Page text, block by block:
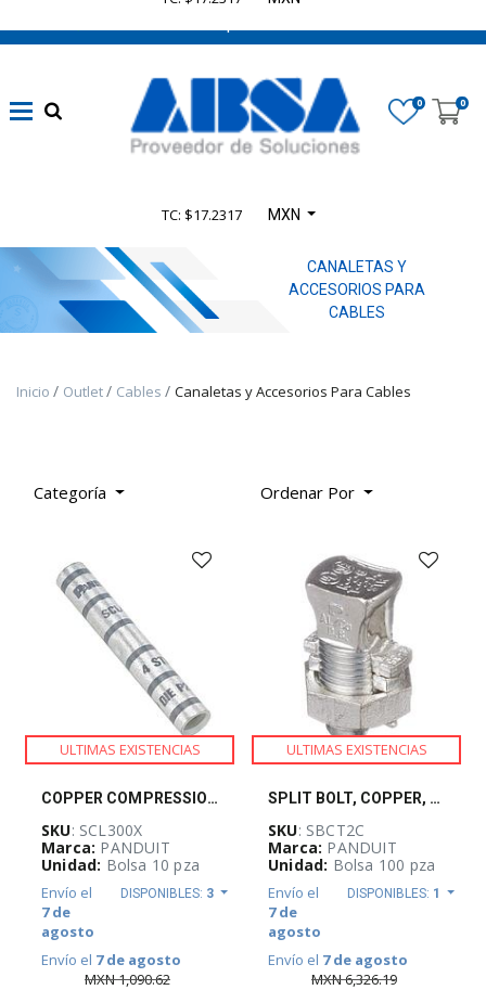
0 0
TC: $17.2317 MXN
CANALETAS Y
ACCESORIOS PARA
CABLES
Inicio Outlet Cables Canaletas y Accesorios Para Cables
Categoría Ordenar Por
De
Producto
PRODUCTOS
733)
AUTOMATIZACIÓN
CONTROL
INDUSTRIAL
CANDADEO
ETIQUETADO
CABLES
ELÉCTRICOS
)
CANALIZACIÓN
SOPORTERÍA
ULTIMAS EXISTENCIAS
COPPER COMPRESSION BUTT SPLICE, LONG BAR
SKU: SCL300X
Marca: PANDUIT
Unidad: Bolsa 10 pza
Envío el
7 de
agosto
DISPONIBLES: 3
Envío el 7 de agosto
MXN1,090.62
ULTIMAS EXISTENCIAS
SPLIT BOLT, COPPER, TIN PLATED, #6 STR -
SKU: SBCT2C
Marca: PANDUIT
Unidad: Bolsa 100 pza
Envío el
7 de
agosto
DISPONIBLES: 1
Envío el 7 de agosto
MXN6,326.19